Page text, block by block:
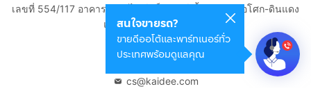
สนใจขายรถ?
ขายดีออโต้และพาร์ทเนอร์ทั่ว
ประเทศพร้อมดูแลคุณ
เลขที่ 554/117 อาคารสกายไนน์ เซ็นเตอร์ ชั้น 22 ถนนอโศก-ดินแดง
แขวงดินแดง เขตดินแดง
กรุงเทพมหานคร 10400
cs@kaidee.com